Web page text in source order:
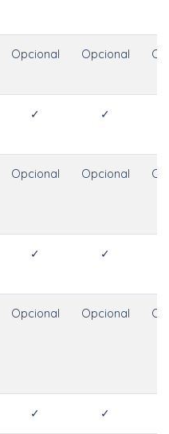
Opcional Opcional
✓ ✓
Opcional Opcional
✓ ✓
Opcional Opcional
✓ ✓